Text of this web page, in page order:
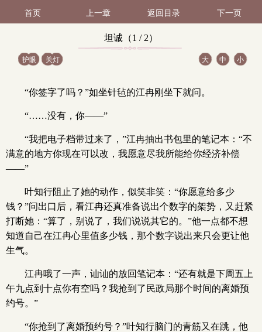
首页 上一章 返回目录 下一页
坦诚（1 / 2）
护眼 关灯 大 中 小
“你签字了吗？”如坐针毡的江冉刚坐下就问。
“……没有，你——”
“我把电子档带过来了，”江冉抽出书包里的笔记本：“不
满意的地方你现在可以改，我愿意尽我所能给你经济补偿
——”
叶知行阻止了她的动作，似笑非笑：“你愿意给多少
钱？”问出口后，看江冉还真准备说出个数字的架势，又赶紧
打断她：“算了，别说了，我们说说其它的。”他一点都不想
知道自己在江冉心里值多少钱，那个数字说出来只会更让他
生气。
江冉哦了一声，讪讪的放回笔记本：“还有就是下周五上
午九点到十点你有空吗？我抢到了民政局那个时间的离婚预
约号。”
“你抢到了离婚预约号？”叶知行脑门的青筋又在跳，他